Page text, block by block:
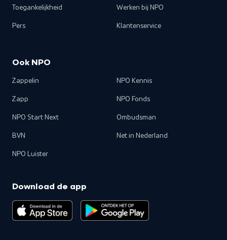
Toegankelijkheid
Pers
Werken bij NPO
Klantenservice
Ook NPO
Zappelin
Zapp
NPO Start Next
BVN
NPO Luister
NPO Kennis
NPO Fonds
Ombudsman
Net in Nederland
Download de app